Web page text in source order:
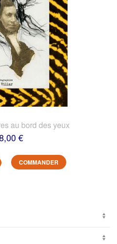
au bord des yeux
€
COMMANDER